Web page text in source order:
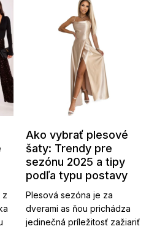
z
Ako vybrať plesové
šaty: Trendy pre
sezónu 2025 a tipy
podľa typu postavy
Plesová sezóna je za
dverami as ňou prichádza
jedinečná príležitosť zažiariť